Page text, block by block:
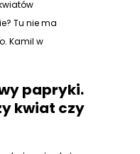
Tu nie ma
Kamil w
papryki.
kwiat czy